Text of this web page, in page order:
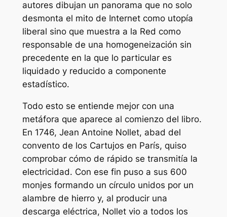
autores dibujan un panorama que no solo
desmonta el mito de Internet como utopía
liberal sino que muestra a la Red como
responsable de una homogeneización sin
precedente en la que lo particular es
liquidado y reducido a componente
estadístico.
Todo esto se entiende mejor con una
metáfora que aparece al comienzo del libro.
En 1746, Jean Antoine Nollet, abad del
convento de los Cartujos en París, quiso
comprobar cómo de rápido se transmitía la
electricidad. Con ese fin puso a sus 600
monjes formando un círculo unidos por un
alambre de hierro y, al producir una
descarga eléctrica, Nollet vio a todos los